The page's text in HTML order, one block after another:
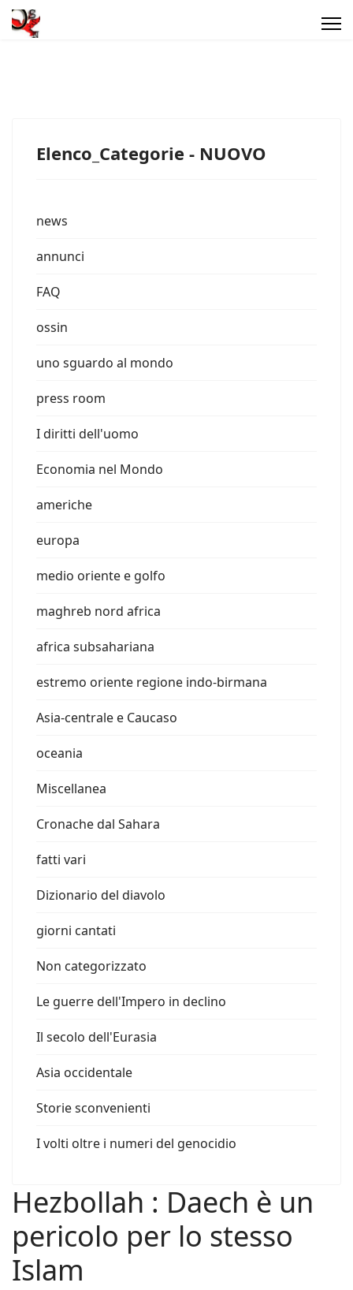
Elenco_Categorie - NUOVO
news
annunci
FAQ
ossin
uno sguardo al mondo
press room
I diritti dell'uomo
Economia nel Mondo
americhe
europa
medio oriente e golfo
maghreb nord africa
africa subsahariana
estremo oriente regione indo-birmana
Asia-centrale e Caucaso
oceania
Miscellanea
Cronache dal Sahara
fatti vari
Dizionario del diavolo
giorni cantati
Non categorizzato
Le guerre dell'Impero in declino
Il secolo dell'Eurasia
Asia occidentale
Storie sconvenienti
I volti oltre i numeri del genocidio
Hezbollah : Daech è un
pericolo per lo stesso
Islam